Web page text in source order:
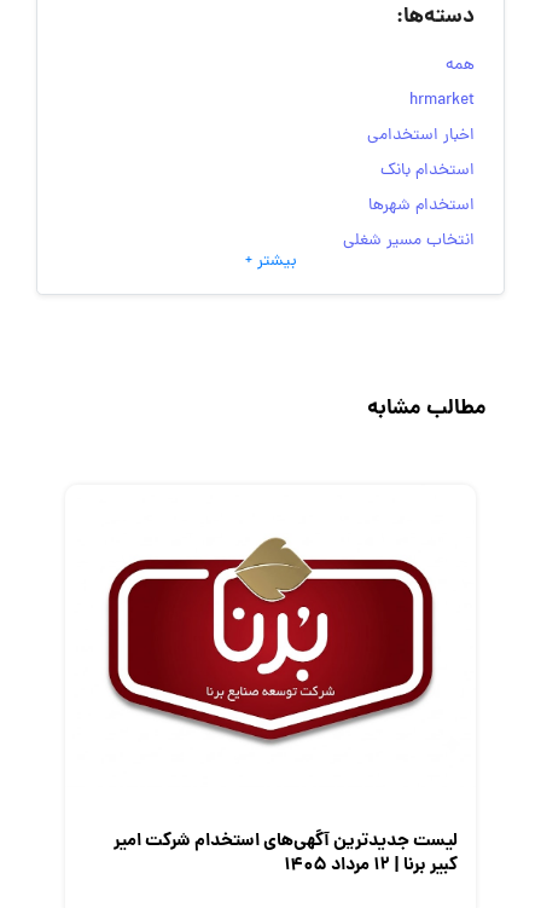
دسته‌ها:
همه
hrmarket
اخبار استخدامی
استخدام بانک
استخدام شهرها
انتخاب مسیر شغلی
به‌روزرسانی‌های سایت (کارجویی)
رزومه
گزارش‌های آماری
معرفی متخصصان منابع انسانی
بیشتر +
مطالب مشابه
لیست جدیدترین آگهی‌های استخدام شرکت امیر
کبیر برنا | ۱۲ مرداد ۱۴۰۵